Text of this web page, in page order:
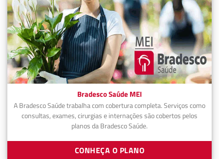
Bradesco Saúde MEI
A Bradesco Saúde trabalha com cobertura completa. Serviços como
consultas, exames, cirurgias e internações são cobertos pelos
planos da Bradesco Saúde.
CONHEÇA O PLANO